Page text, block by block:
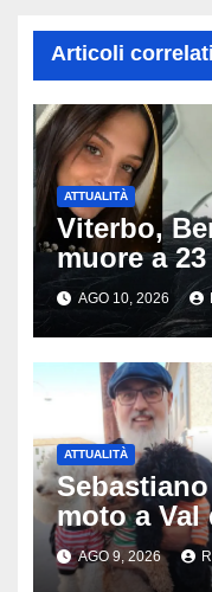
Articoli correlati
ATTUALITÀ
Viterbo,
muore a
di
vita
sulle
AGO 10, 2026
ATTUALITÀ
moto a
schianta
due
AGO 9, 2026